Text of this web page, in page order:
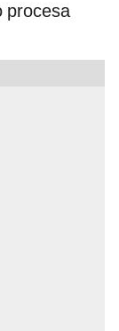
procesa